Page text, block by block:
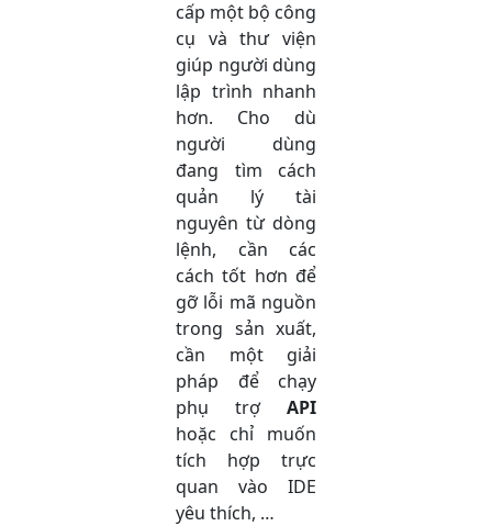
cấp một bộ công
cụ và thư viện
giúp người dùng
lập trình nhanh
hơn. Cho dù
người dùng
đang tìm cách
quản lý tài
nguyên từ dòng
lệnh, cần các
cách tốt hơn để
gỡ lỗi mã nguồn
trong sản xuất,
cần một giải
pháp để chạy
phụ trợ API
hoặc chỉ muốn
tích hợp trực
quan vào IDE
yêu thích, …